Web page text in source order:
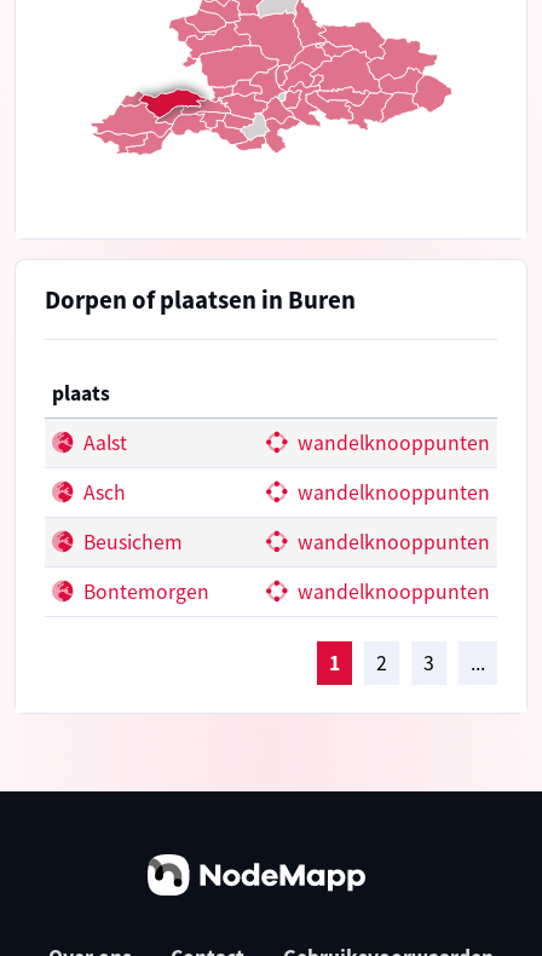
Dorpen of plaatsen in Buren
plaats
Aalst
wandelknooppunten
Asch
wandelknooppunten
Beusichem
wandelknooppunten
Bontemorgen
wandelknooppunten
1 2 3 ...